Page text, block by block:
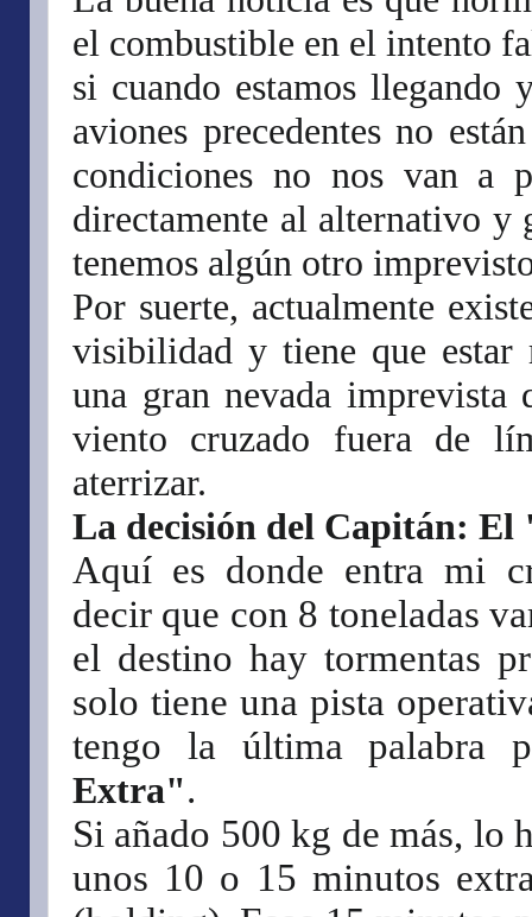
el combustible en el intento
si cuando estamos
aviones precedentes no
condiciones no nos van a
directamente al alternativo y
tenemos algún otro
Por suerte, actualmente
visibilidad y tiene que estar
una gran nevada
viento cruzado fuera de
aterrizar.
La decisión del Capitán:
Aquí es donde entra mi
decir que con 8 toneladas
el destino hay tormentas
solo tiene una pista
tengo la última palabra
Extra".
Si añado 500 kg de más, lo
unos 10 o 15 minutos